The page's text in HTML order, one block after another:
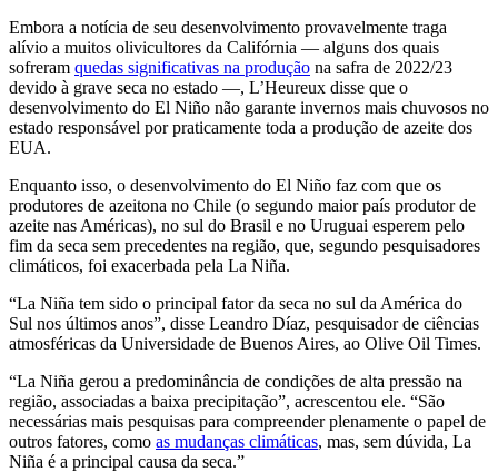
Embora a notícia de seu desenvolvimento provavelmente traga
alívio a muitos olivicultores da Califórnia — alguns dos quais
sofreram quedas significativas na produção na safra de 2022/23
devido à grave seca no estado —, L’Heureux disse que o
desenvolvimento do El Niño não garante invernos mais chuvosos no
estado responsável por praticamente toda a produção de azeite dos
EUA.
Enquanto isso, o desenvolvimento do El Niño faz com que os
produtores de azeitona no Chile (o segundo maior país produtor de
azeite nas Américas), no sul do Brasil e no Uruguai esperem pelo
fim da seca sem precedentes na região, que, segundo pesquisadores
climáticos, foi exacerbada pela La Niña.
“La Niña tem sido o principal fator da seca no sul da América do
Sul nos últimos anos”, disse Leandro Díaz, pesquisador de ciências
atmosféricas da Universidade de Buenos Aires, ao Olive Oil Times.
“La Niña gerou a predominância de condições de alta pressão na
região, associadas a baixa precipitação”, acrescentou ele. “São
necessárias mais pesquisas para compreender plenamente o papel de
outros fatores, como as mudanças climáticas, mas, sem dúvida, La
Niña é a principal causa da seca.”